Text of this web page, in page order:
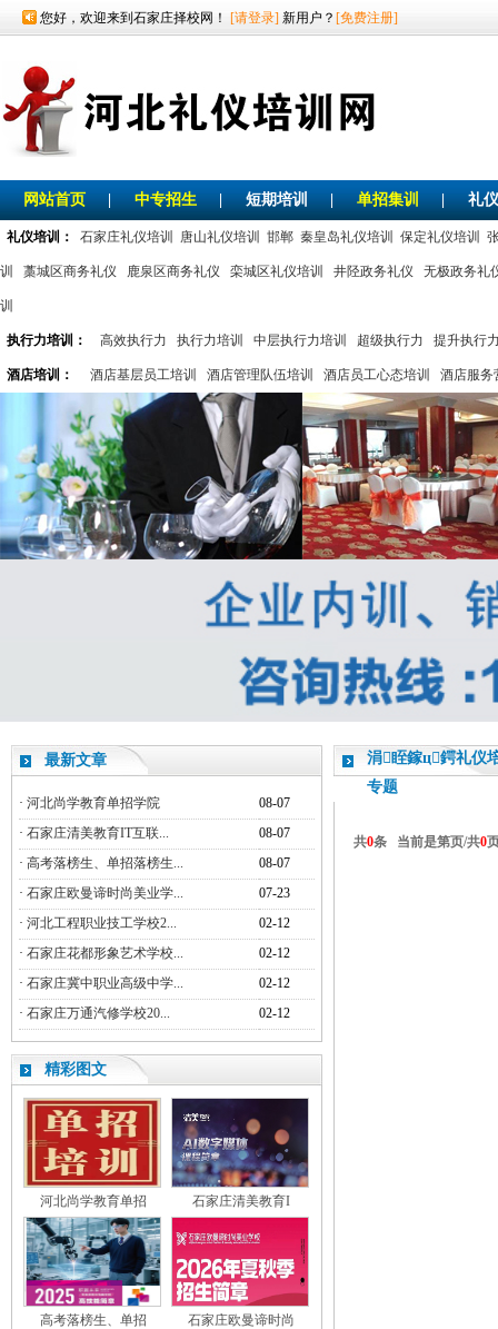
您好，欢迎来到石家庄择校网！ [请登录] 新用户？ [免费注册]
网站首页 中专招生 短期培训 单招集训 礼
礼仪培训： 石家庄礼仪培训 唐山礼仪培训 邯郸 秦皇岛礼仪培训 保定礼仪培训
训 藁城区商务礼仪 鹿泉区商务礼仪 栾城区礼仪培训 井陉政务礼仪 无极政务礼
训
执行力培训： 高效执行力 执行力培训 中层执行力培训 超级执行力 提升执行
酒店培训： 酒店基层员工培训 酒店管理队伍培训 酒店员工心态培训 酒店服务
最新文章
· 河北尚学教育单招学院
08-07
· 石家庄清美教育IT互联...
08-07
· 高考落榜生、单招落榜生...
08-07
· 石家庄欧曼谛时尚美业学...
07-23
· 河北工程职业技工学校2...
02-12
· 石家庄花都形象艺术学校...
02-12
· 石家庄冀中职业高级中学...
02-12
· 石家庄万通汽修学校20... 02-12
精彩图文
河北尚学教育单招 石家庄清美教育I
高考落榜生、单招 石家庄欧曼谛时尚
涓眰鎵ц鍔礼仪
专题
共0条 当前是第页/共0